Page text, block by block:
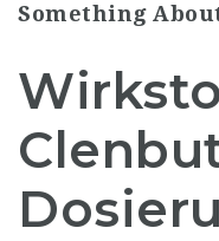
Something